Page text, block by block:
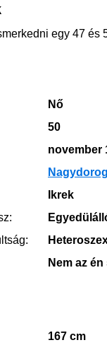
egy 47 és
Nő
50
november
Ikrek
Nem az
167 cm